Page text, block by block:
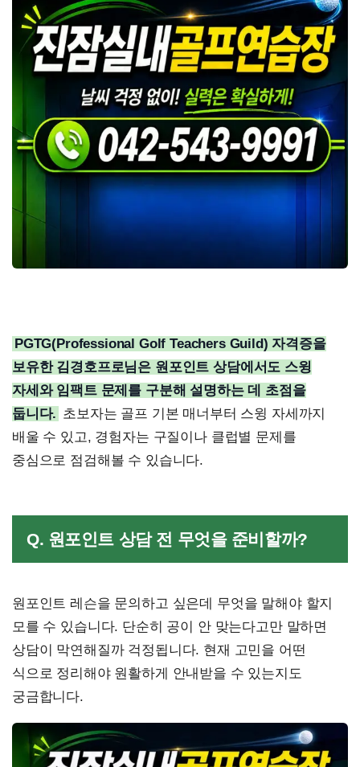
PGTG(Professional Golf Teachers Guild) 자격증을
보유한 김경호프로님은 원포인트 상담에서도 스윙
자세와 임팩트 문제를 구분해 설명하는 데 초점을
둡니다. 초보자는 골프 기본 매너부터 스윙 자세까지
배울 수 있고, 경험자는 구질이나 클럽별 문제를
중심으로 점검해볼 수 있습니다.
Q. 원포인트 상담 전 무엇을 준비할까?
원포인트 레슨을 문의하고 싶은데 무엇을 말해야 할지
모를 수 있습니다. 단순히 공이 안 맞는다고만 말하면
상담이 막연해질까 걱정됩니다. 현재 고민을 어떤
식으로 정리해야 원활하게 안내받을 수 있는지도
궁금합니다.